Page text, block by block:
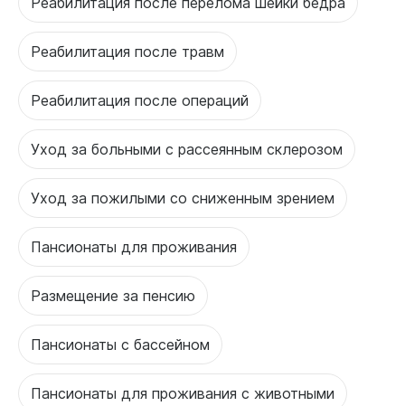
Реабилитация после травм
Реабилитация после операций
Уход за больными с рассеянным склерозом
Уход за пожилыми со сниженным зрением
Пансионаты для проживания
Размещение за пенсию
Пансионаты с бассейном
Пансионаты для проживания с животными